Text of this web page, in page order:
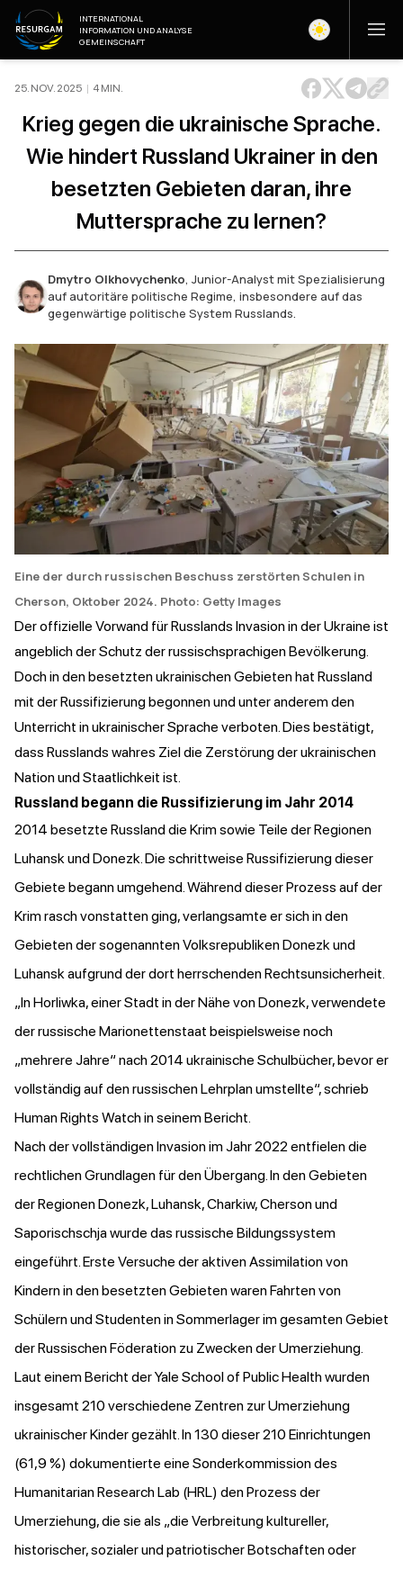
INTERNATIONAL
INFORMATION UND ANALYSE
GEMEINSCHAFT
25. NOV. 2025 | 4 MIN.
Krieg gegen die ukrainische Sprache.
Wie hindert Russland Ukrainer in den
besetzten Gebieten daran, ihre
Muttersprache zu lernen?
Dmytro Olkhovychenko, Junior-Analyst mit Spezialisierung
auf autoritäre politische Regime, insbesondere auf das
gegenwärtige politische System Russlands.
Eine der durch russischen Beschuss zerstörten Schulen in
Cherson, Oktober 2024. Photo: Getty Images
Der offizielle Vorwand für Russlands Invasion in der Ukraine ist
angeblich der Schutz der russischsprachigen Bevölkerung.
Doch in den besetzten ukrainischen Gebieten hat Russland
mit der Russifizierung begonnen und unter anderem den
Unterricht in ukrainischer Sprache verboten. Dies bestätigt,
dass Russlands wahres Ziel die Zerstörung der ukrainischen
Nation und Staatlichkeit ist.
Russland begann die Russifizierung im Jahr 2014
2014 besetzte Russland die Krim sowie Teile der Regionen
Luhansk und Donezk. Die schrittweise Russifizierung dieser
Gebiete begann umgehend. Während dieser Prozess auf der
Krim rasch vonstatten ging, verlangsamte er sich in den
Gebieten der sogenannten Volksrepubliken Donezk und
Luhansk aufgrund der dort herrschenden Rechtsunsicherheit.
„In Horliwka, einer Stadt in der Nähe von Donezk, verwendete
der russische Marionettenstaat beispielsweise noch
„mehrere Jahre“ nach 2014 ukrainische Schulbücher, bevor er
vollständig auf den russischen Lehrplan umstellte“,schrieb
Human Rights Watch in seinem Bericht.
Nach der vollständigen Invasion im Jahr 2022 entfielen die
rechtlichen Grundlagen für den Übergang. In den Gebieten
der Regionen Donezk, Luhansk, Charkiw, Cherson und
Saporischschja wurde das russische Bildungssystem
eingeführt. Erste Versuche der aktiven Assimilation von
Kindern in den besetzten Gebieten waren Fahrten von
Schülern und Studenten in Sommerlager im gesamten Gebiet
der Russischen Föderation zu Zwecken der Umerziehung.
Laut einem Bericht der Yale School of Public Health wurden
insgesamt 210 verschiedene Zentren zur Umerziehung
ukrainischer Kinder gezählt. In 130 dieser 210 Einrichtungen
(61,9 %) dokumentierte eine Sonderkommission des
Humanitarian Research Lab (HRL) den Prozess der
Umerziehung, die sie als „die Verbreitung kultureller,
historischer, sozialer und patriotischer Botschaften oder